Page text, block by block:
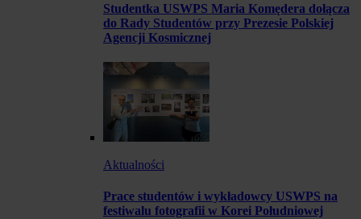
Studentka USWPS Maria Komędera dołącza
do Rady Studentów przy Prezesie Polskiej
Agencji Kosmicznej
Aktualności
Prace studentów i wykładowcy USWPS na
festiwalu fotografii w Korei Południowej